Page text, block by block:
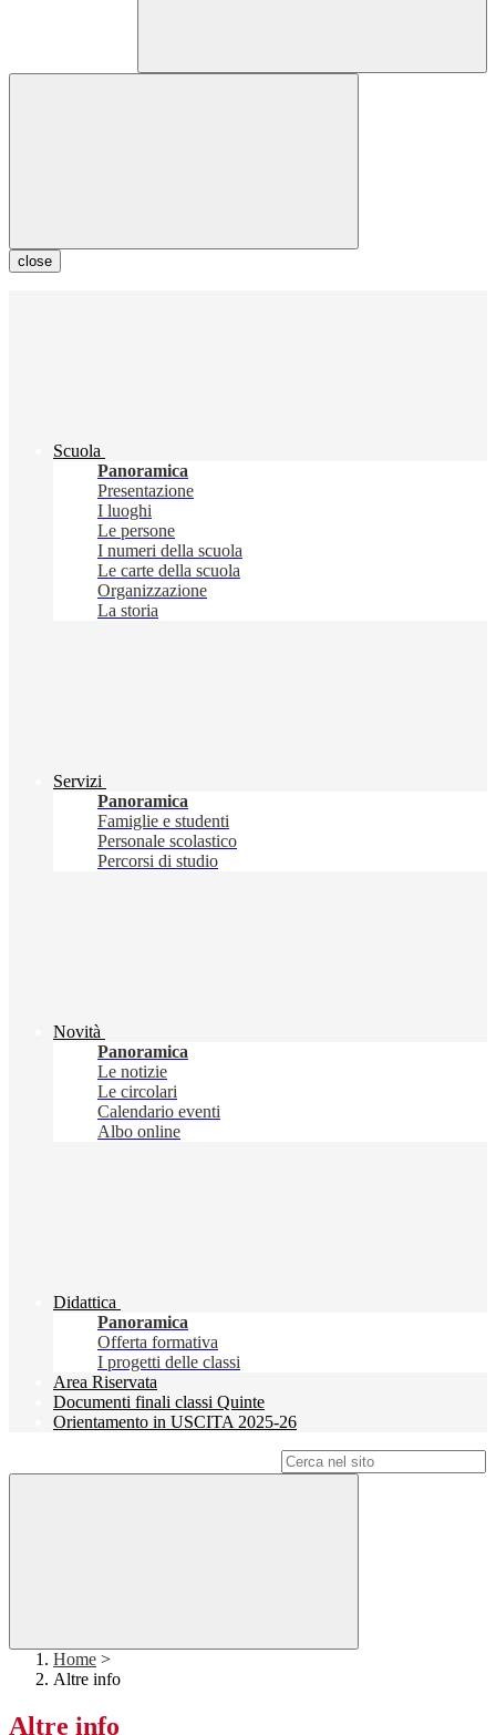
close
Scuola
Panoramica
Presentazione
I luoghi
Le persone
I numeri della scuola
Le carte della scuola
Organizzazione
La storia
Servizi
Panoramica
Famiglie e studenti
Personale scolastico
Percorsi di studio
Novità
Panoramica
Le notizie
Le circolari
Calendario eventi
Albo online
Didattica
Panoramica
Offerta formativa
I progetti delle classi
Area Riservata
Documenti finali classi Quinte
Orientamento in USCITA 2025-26
Home >
Altre info
Altre info